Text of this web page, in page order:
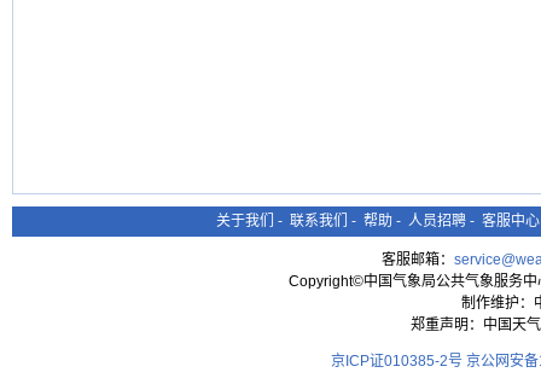
关于我们 - 联系我们 - 帮助 - 人员招聘 - 客服中心
客服邮箱：
Copyright©中国气象局公共气象服务
制作维护：
郑重声明：中国天
京ICP证010385-2号 京公网安